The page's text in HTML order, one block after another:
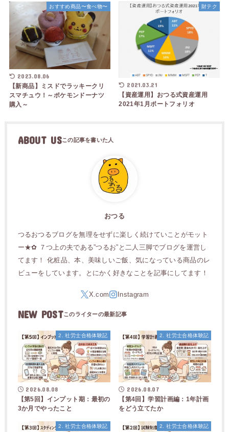
おすすめ商品〜食べ物〜
2023.08.06
【新商品】ミスドでラッキークリ
スマチュウ！～ポケモンドーナツ
購入～
財テク
2021.03.21
【資産運用】おつる式資産運用
2021年1月ポートフォリオ
ABOUT US
おつる
つるおつるブログを無理をせずに楽しく続けていことがモット
ー★✿ ７つ上の夫である”つるお”と二人三脚でブログを運営し
てます！ 化粧品、本、美味しいご飯、気になっている商品のレ
ビューをしています。とにかく好きなことを記事にしてます！
NEW POST
2. 社労士合格体験記
2026.08.08
【第5回】インプット期：最初の
3か月でやったこと
2. 社労士合格体験記
2026.08.07
【第4回】学習計画編：1年計画
をどう立てたか
2. 社労士合格体験記 2. 社労士合格体験記